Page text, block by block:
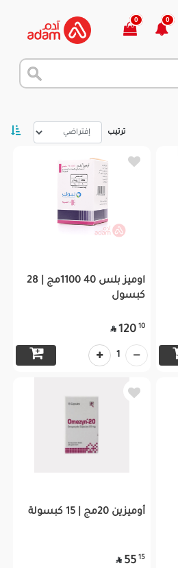
0
0
ترتيب
اوميز بلس 40 1100مج | 28
كبسول
10
120

1
أوميزين 20مج | 15 كبسولة
15
55
